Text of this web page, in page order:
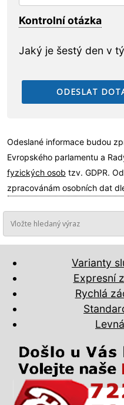
Kontrolní otázka
Jaký je šestý den v
Odeslané informace budou
Evropského parlamentu a
fyzických osob tzv. GDPR.
zpracovánám osobních dat
Varianty
Expresní
Rychlá